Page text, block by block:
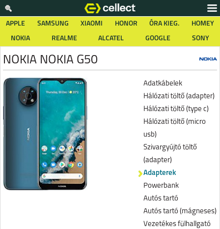
APPLE SAMSUNG XIAOMI HONOR ÓRA KIEG.
HOMEY
NOKIA
REALME ALCATEL GOOGLE SONY
NOKIA NOKIA G50
Adatkábelek
Hálózati töltő (adapter)
Hálózati töltő (type c)
Hálózati töltő (micro
usb)
Szivargyújtó töltő
(adapter)
Adapterek
Powerbank
Autós tartó
Autós tartó (mágneses)
Vezetékes fülhallgató